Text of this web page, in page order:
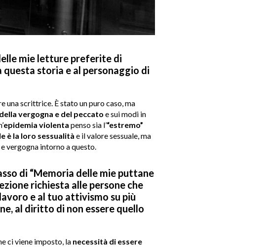
mie letture preferite di
storia e al personaggio di
una scrittrice. È stato un puro caso, ma
vergogna e del peccato e sui modi in
epidemia violenta penso sia l’“estremo”
è la loro sessualità e il valore sessuale, ma
e vergogna intorno a questo.
di “Memoria delle mie puttane
richiesta alle persone che
e al tuo attivismo su più
al diritto di non essere quello
ci viene imposto, la necessità di essere